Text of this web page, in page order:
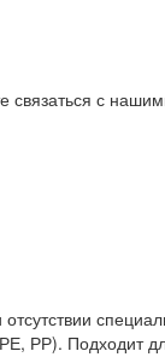
связаться с
РР). Подходит